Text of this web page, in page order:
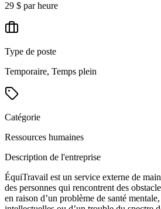
29 $ par heure
Type de poste
Temporaire, Temps plein
Catégorie
Ressources humaines
Description de l'entreprise
ÉquiTravail est un service externe de
des personnes qui rencontrent des
en raison d’un problème de santé